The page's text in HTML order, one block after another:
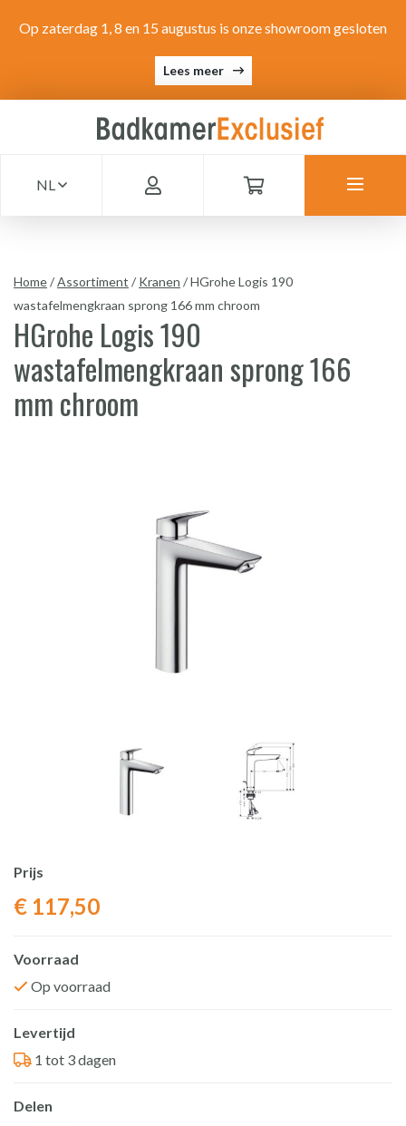
Op zaterdag 1, 8 en 15 augustus is onze showroom gesloten
Lees meer
NL
Home/Assortiment / Kranen /HGrohe Logis 190
wastafelmengkraan sprong 166 mm chroom
HGrohe Logis 190
wastafelmengkraan sprong 166
mm chroom
Prijs
€ 117,50
Voorraad
Op voorraad
Levertijd
1 tot 3 dagen
Delen